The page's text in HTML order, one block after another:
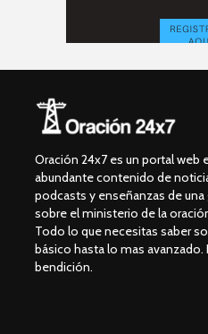
Oración 24x7 es un portal web
abundante contenido de
podcasts y enseñanzas de
sobre el ministerio de la
Todo lo que necesitas saber
básico hasta lo mas
bendición.